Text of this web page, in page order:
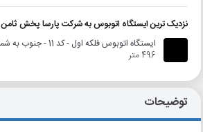
نزدیک ترین ایستگاه اتوبوس به شرکت پارسا پخش ثامن
ایستگاه اتوبوس فلکه اول - کد 11 - جنوب به شمال
496 متر
توضیحات